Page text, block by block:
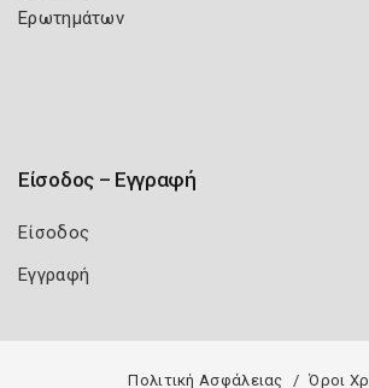
Ερωτημάτων
Είσοδος – Εγγραφή
Είσοδος
Εγγραφή
Πολιτική Ασφάλειας Όροι